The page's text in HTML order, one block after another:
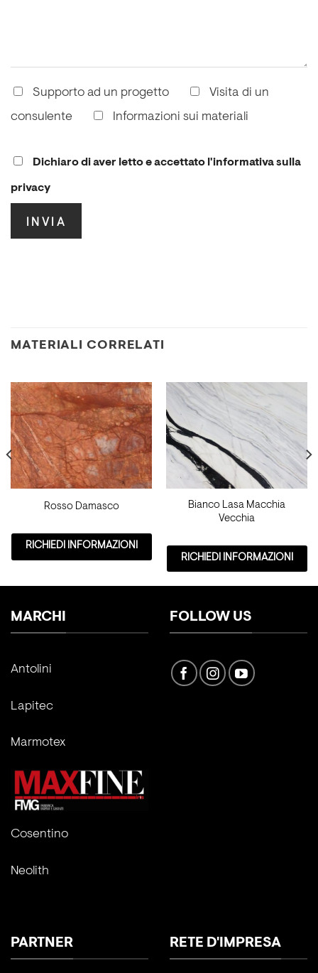
Supporto ad un progetto
Visita di un
consulente
Informazioni sui materiali
Dichiaro di aver letto e accettato l'informativa sulla
privacy
MATERIALI CORRELATI
Rosso Damasco
RICHIEDI INFORMAZIONI
Bianco Lasa Macchia
Vecchia
RICHIEDI INFORMAZIONI
MARCHI
Antolini
Lapitec
Marmotex
Cosentino
Neolith
FOLLOW US
PARTNER RETE D'IMPRESA